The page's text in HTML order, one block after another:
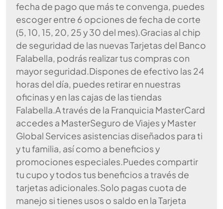
fecha de pago que más te convenga, puedes
escoger entre 6 opciones de fecha de corte
(5, 10, 15, 20, 25 y 30 del mes).Gracias al chip
de seguridad de las nuevas Tarjetas del Banco
Falabella, podrás realizar tus compras con
mayor seguridad.Dispones de efectivo las 24
horas del día, puedes retirar en nuestras
oficinas y en las cajas de las tiendas
Falabella.A través de la Franquicia MasterCard
accedes a MasterSeguro de Viajes y Master
Global Services asistencias diseñados para ti
y tu familia, así como a beneficios y
promociones especiales.Puedes compartir
tu cupo y todos tus beneficios a través de
tarjetas adicionales.Solo pagas cuota de
manejo si tienes usos o saldo en la Tarjeta